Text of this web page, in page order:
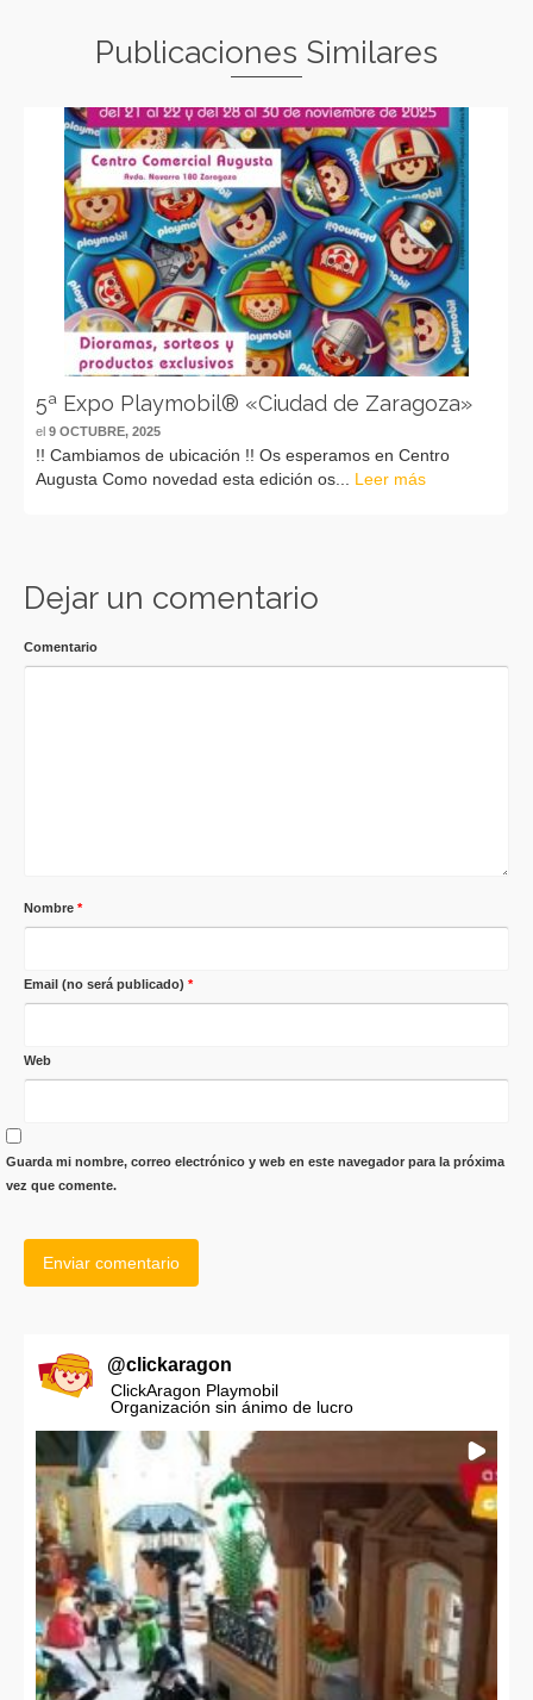
Publicaciones Similares
5ª Expo Playmobil® «Ciudad de Zaragoza»
el 9 OCTUBRE, 2025
!! Cambiamos de ubicación !! Os esperamos en Centro
Augusta Como novedad esta edición os... Leer más
Dejar un comentario
Comentario
Nombre *
Email (no será publicado) *
Web
Guarda mi nombre, correo electrónico y web en este navegador para la próxima
vez que comente.
@clickaragon
ClickAragon Playmobil
Organización sin ánimo de lucro